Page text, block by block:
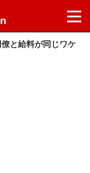
と給料が同じワケ